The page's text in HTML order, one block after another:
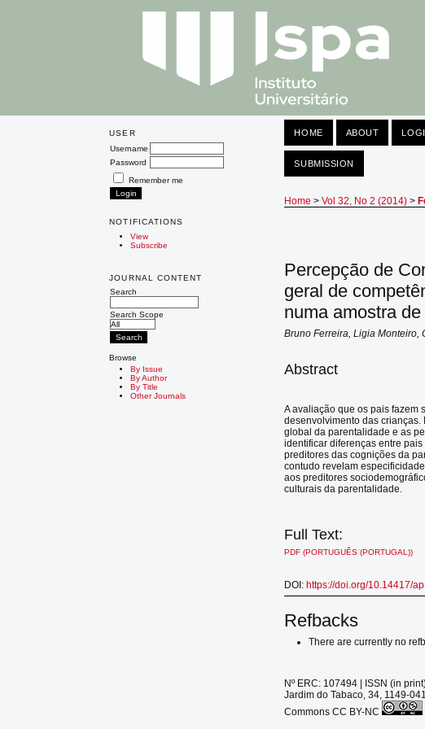
USER
Username
Password
Remember me
NOTIFICATIONS
View
Subscribe
JOURNAL CONTENT
Search
Search Scope
Browse
By Issue
By Author
By Title
Other Journals
HOME ABOUT
SUBMISSION
Home >Vol 32, No 2 (2014) >
Percepção de
geral de
numa amostra
Bruno Ferreira, Ligia Monteiro,
Abstract
A avaliação que os pais fazem
desenvolvimento das
global da parentalidade e as
identificar diferenças entre
preditores das cognições da
contudo revelam
aos preditores
culturais da parentalidade.
Full Text:
PDF (PORTUGUÊS (PORTUGAL))
DOI:https://doi.org/10.14417/
Refbacks
There are currently no
Nº ERC: 107494 | ISSN (in
Jardim do Tabaco, 34, 1149-
Commons CC BY-NC